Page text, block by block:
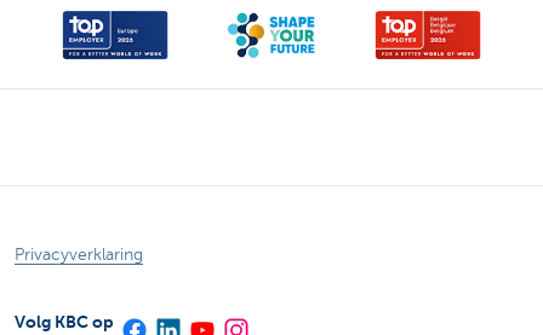
Privacyverklaring
Volg KBC op